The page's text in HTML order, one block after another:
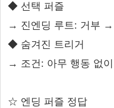
◆ 선택 퍼즐
→ 진엔딩 루트: 거부
◆ 숨겨진 트리거
→ 조건: 아무 행동 없
☆ 엔딩 퍼즐 정답